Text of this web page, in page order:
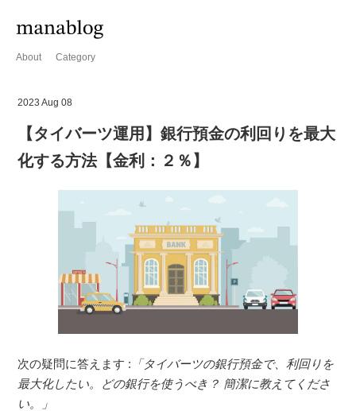
About Category
2023 Aug 08
【タイバーツ運用】銀行預金の利回りを最大
化する方法【金利：２％】
次の疑問に答えます : 「タイバーツの銀行預金で、利回りを
最大化したい。どの銀行を使うべき？ 簡潔に教えてくださ
い。」